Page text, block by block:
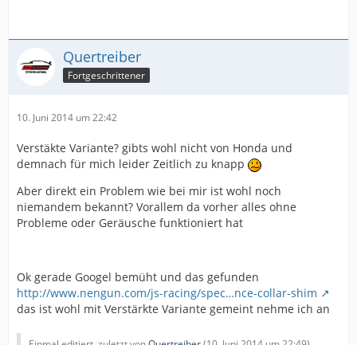
Quertreiber
Fortgeschrittener
10. Juni 2014 um 22:42
Verstäkte Variante? gibts wohl nicht von Honda und
demnach für mich leider Zeitlich zu knapp
Aber direkt ein Problem wie bei mir ist wohl noch
niemandem bekannt? Vorallem da vorher alles ohne
Probleme oder Geräusche funktioniert hat
Ok gerade Googel bemüht und das gefunden
http://www.nengun.com/js-racing/spec…nce-collar-shim
das ist wohl mit Verstärkte Variante gemeint nehme ich an